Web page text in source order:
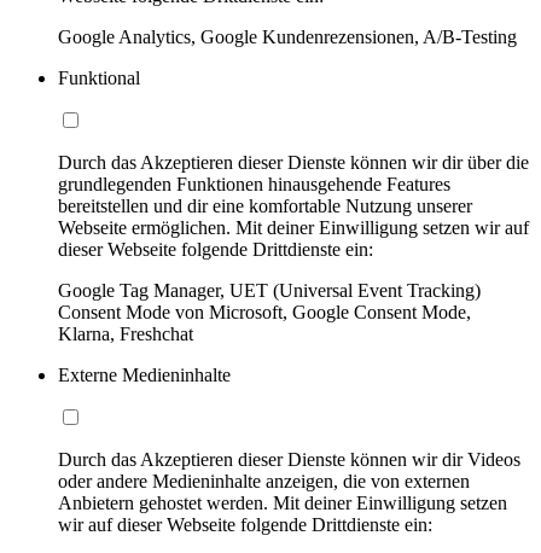
Google Analytics, Google Kundenrezensionen, A/B-Testing
Funktional
Durch das Akzeptieren dieser Dienste können wir dir über die
grundlegenden Funktionen hinausgehende Features
bereitstellen und dir eine komfortable Nutzung unserer
Webseite ermöglichen. Mit deiner Einwilligung setzen wir auf
dieser Webseite folgende Drittdienste ein:
Google Tag Manager, UET (Universal Event Tracking)
Consent Mode von Microsoft, Google Consent Mode,
Klarna, Freshchat
Externe Medieninhalte
Durch das Akzeptieren dieser Dienste können wir dir Videos
oder andere Medieninhalte anzeigen, die von externen
Anbietern gehostet werden. Mit deiner Einwilligung setzen
wir auf dieser Webseite folgende Drittdienste ein: